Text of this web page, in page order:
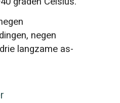
negen
langzame as-